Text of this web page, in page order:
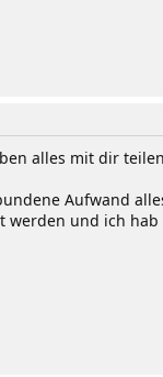
alles mit dir
Aufwand
werden und ich hab